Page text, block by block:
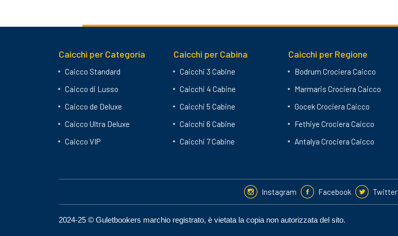
Caicchi per Categoria
Caicco Standard
Caicco di Lusso
Caicco de Deluxe
Caicco Ultra Deluxe
Caicco VIP
Caicchi per Cabina
Caicchi 3 Cabine
Caicchi 4 Cabine
Caicchi 5 Cabine
Caicchi 6 Cabine
Caicchi 7 Cabine
Caicchi per Regione
Bodrum Crociera Caicco
Marmaris Crociera Caicco
Gocek Crociera Caicco
Fethiye Crociera Caicco
Antalya Crociera Caicco
Instagram Facebook Twitter
2024-25 © Guletbookers marchio registrato, è vietata la copia non autorizzata del sito.